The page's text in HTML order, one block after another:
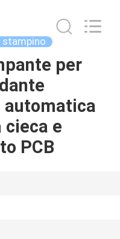
stampino
per
cieca e
PCB